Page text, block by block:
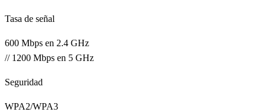
Tasa de señal
600 Mbps en 2.4 GHz
// 1200 Mbps en 5 GHz
Seguridad
WPA2/WPA3